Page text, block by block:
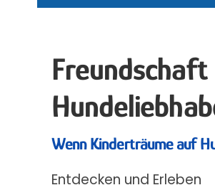
Wenn Kinderträume auf
Entdecken und Erleben